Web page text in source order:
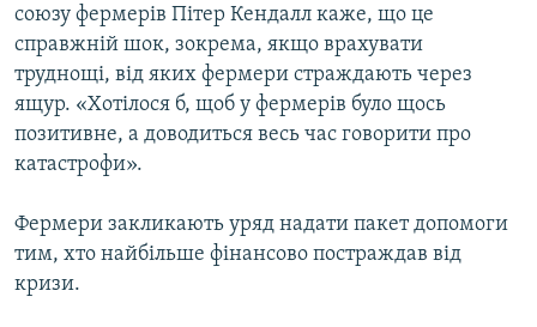
союзу фермерів Пітер Кендалл каже, що це
справжній шок, зокрема, якщо врахувати
труднощі, від яких фермери страждають через
ящур. «Хотілося б, щоб у фермерів було щось
позитивне, а доводиться весь час говорити про
катастрофи».
Фермери закликають уряд надати пакет допомоги
тим, хто найбільше фінансово постраждав від
кризи.